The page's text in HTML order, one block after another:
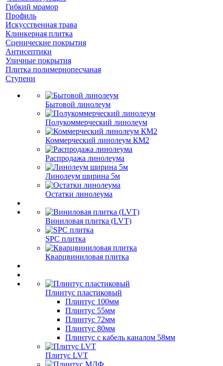
Гибкий мрамор
Профиль
Искусственная трава
Клинкерная плитка
Сценические покрытия
Антисептики
Уличные покрытия
Плитка полимернопесчаная
Ступени
Бытовой линолеум
Полукоммерческий линолеум
Коммерческий линолеум КМ2
Распродажа линолеума
Линолеум ширина 5м
Остатки линолеума
Виниловая плитка (LVT)
SPC плитка
Кварцвиниловая плитка
Плинтус пластиковый
Плинтус 100мм
Плинтус 55мм
Плинтус 72мм
Плинтус 80мм
Плинтус с кабель каналом 58мм
Плитус LVT